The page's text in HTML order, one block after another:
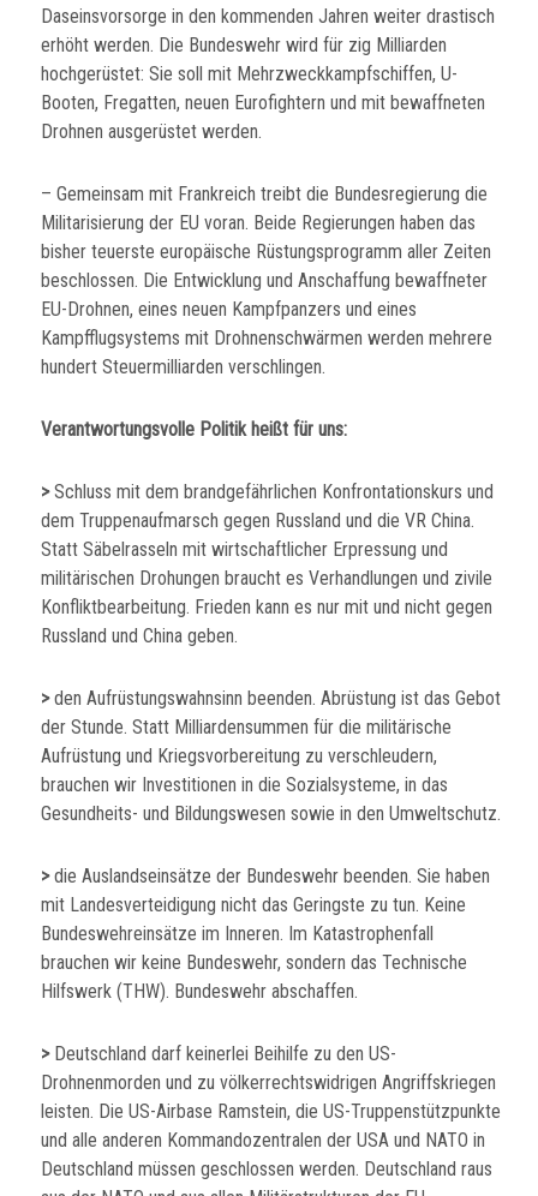
Daseinsvorsorge in den kommenden Jahren weiter drastisch
erhöht werden. Die Bundeswehr wird für zig Milliarden
hochgerüstet: Sie soll mit Mehrzweckkampfschiffen, U-
Booten, Fregatten, neuen Eurofightern und mit bewaffneten
Drohnen ausgerüstet werden.
– Gemeinsam mit Frankreich treibt die Bundesregierung die
Militarisierung der EU voran. Beide Regierungen haben das
bisher teuerste europäische Rüstungsprogramm aller Zeiten
beschlossen. Die Entwicklung und Anschaffung bewaffneter
EU-Drohnen, eines neuen Kampfpanzers und eines
Kampfflugsystems mit Drohnenschwärmen werden mehrere
hundert Steuermilliarden verschlingen.
Verantwortungsvolle Politik heißt für uns:
>Schluss mit dem brandgefährlichen Konfrontationskurs und
dem Truppenaufmarsch gegen Russland und die VR China.
Statt Säbelrasseln mit wirtschaftlicher Erpressung und
militärischen Drohungen braucht es Verhandlungen und zivile
Konfliktbearbeitung. Frieden kann es nur mit und nicht gegen
Russland und China geben.
>den Aufrüstungswahnsinn beenden. Abrüstung ist das Gebot
der Stunde. Statt Milliardensummen für die militärische
Aufrüstung und Kriegsvorbereitung zu verschleudern,
brauchen wir Investitionen in die Sozialsysteme, in das
Gesundheits- und Bildungswesen sowie in den Umweltschutz.
>die Auslandseinsätze der Bundeswehr beenden. Sie haben
mit Landesverteidigung nicht das Geringste zu tun. Keine
Bundeswehreinsätze im Inneren. Im Katastrophenfall
brauchen wir keine Bundeswehr, sondern das Technische
Hilfswerk (THW). Bundeswehr abschaffen.
>Deutschland darf keinerlei Beihilfe zu den US-
Drohnenmorden und zu völkerrechtswidrigen Angriffskriegen
leisten. Die US-Airbase Ramstein, die US-Truppenstützpunkte
und alle anderen Kommandozentralen der USA und NATO in
Deutschland müssen geschlossen werden. Deutschland raus